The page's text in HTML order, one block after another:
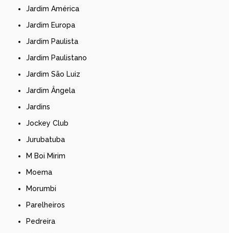
Jardim América
Jardim Europa
Jardim Paulista
Jardim Paulistano
Jardim São Luiz
Jardim Ângela
Jardins
Jockey Club
Jurubatuba
M Boi Mirim
Moema
Morumbi
Parelheiros
Pedreira